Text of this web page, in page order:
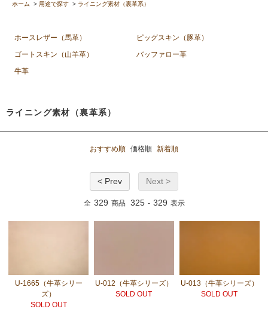
ホーム > 用途で探す > ライニング素材（裏革系）
ホースレザー（馬革）
ピッグスキン（豚革）
ゴートスキン（山羊革）
バッファロー革
牛革
ライニング素材（裏革系）
おすすめ順 価格順 新着順
< Prev Next >
全 329 商品 325 - 329 表示
U-1665（牛革シリー
ズ）
SOLD OUT
U-012（牛革シリーズ）
SOLD OUT
U-013（牛革シリーズ）
SOLD OUT